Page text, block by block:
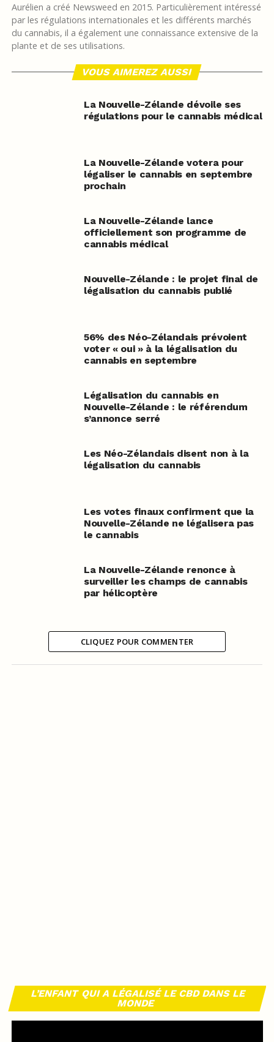
Aurélien a créé Newsweed en 2015. Particulièrement intéressé
par les régulations internationales et les différents marchés
du cannabis, il a également une connaissance extensive de la
plante et de ses utilisations.
VOUS AIMEREZ AUSSI
La Nouvelle-Zélande dévoile ses
régulations pour le cannabis médical
La Nouvelle-Zélande votera pour
légaliser le cannabis en septembre
prochain
La Nouvelle-Zélande lance
officiellement son programme de
cannabis médical
Nouvelle-Zélande : le projet final de
légalisation du cannabis publié
56% des Néo-Zélandais prévoient
voter « oui » à la légalisation du
cannabis en septembre
Légalisation du cannabis en
Nouvelle-Zélande : le référendum
s’annonce serré
Les Néo-Zélandais disent non à la
légalisation du cannabis
Les votes finaux confirment que la
Nouvelle-Zélande ne légalisera pas
le cannabis
La Nouvelle-Zélande renonce à
surveiller les champs de cannabis
par hélicoptère
CLIQUEZ POUR COMMENTER
L’ENFANT QUI A LÉGALISÉ LE CBD DANS LE
MONDE